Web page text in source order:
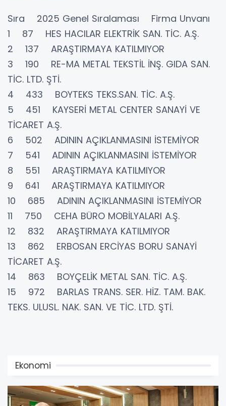
Sıra 2025 Genel Sıralaması Firma Unvanı
1 87 HES HACILAR ELEKTRİK SAN. TİC. A.Ş.
2 137 ARAŞTIRMAYA KATILMIYOR
3 190 RE-MA METAL TEKSTİL İNŞ. GIDA SAN.
TİC. LTD. ŞTİ.
4 433 BOYTEKS TEKS.SAN. TİC. A.Ş.
5 451 KAYSERİ METAL CENTER SANAYİ VE
TİCARET A.Ş.
6 502 ADININ AÇIKLANMASINI İSTEMİYOR
7 541 ADININ AÇIKLANMASINI İSTEMİYOR
8 551 ARAŞTIRMAYA KATILMIYOR
9 641 ARAŞTIRMAYA KATILMIYOR
10 685 ADININ AÇIKLANMASINI İSTEMİYOR
11 750 CEHA BÜRO MOBİLYALARI A.Ş.
12 832 ARAŞTIRMAYA KATILMIYOR
13 862 ERBOSAN ERCİYAS BORU SANAYİ
TİCARET A.Ş.
14 863 BOYÇELİK METAL SAN. TİC. A.Ş.
15 972 BARLAS TRANS. SER. HİZ. TAM. BAK.
TEKS. ULUSL. NAK. SAN. VE TİC. LTD. ŞTİ.
Ekonomi